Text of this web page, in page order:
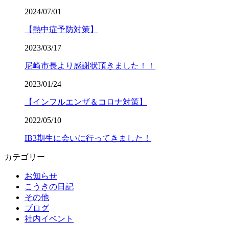
2024/07/01
【熱中症予防対策】
2023/03/17
尼崎市長より感謝状頂きました！！
2023/01/24
【インフルエンザ＆コロナ対策】
2022/05/10
IB3期生に会いに行ってきました！
カテゴリー
お知らせ
こうきの日記
その他
ブログ
社内イベント